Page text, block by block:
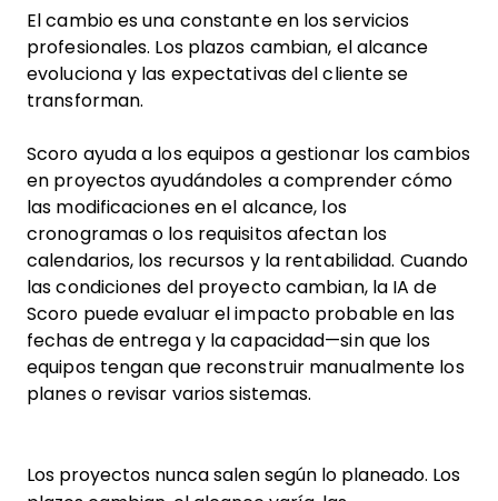
El cambio es una constante en los servicios
profesionales. Los plazos cambian, el alcance
evoluciona y las expectativas del cliente se
transforman.
Scoro ayuda a los equipos a gestionar los cambios
en proyectos ayudándoles a comprender cómo
las modificaciones en el alcance, los
cronogramas o los requisitos afectan los
calendarios, los recursos y la rentabilidad. Cuando
las condiciones del proyecto cambian, la IA de
Scoro puede evaluar el impacto probable en las
fechas de entrega y la capacidad—sin que los
equipos tengan que reconstruir manualmente los
planes o revisar varios sistemas.
Los proyectos nunca salen según lo planeado. Los